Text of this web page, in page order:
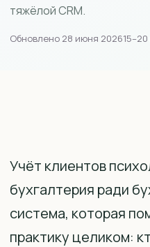
тяжёлой CRM.
Обновлено 28 июня 2026
Учёт клиентов
бухгалтерия ради
система, которая
практику целиком: